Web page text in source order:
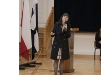
Vinculación con el Medio
Admisión
Pregrado